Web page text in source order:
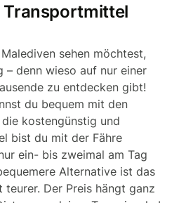
Transportmittel
sehen möchtest,
– denn wieso auf nur einer
zu entdecken gibt!
du bequem mit den
kostengünstig und
bist du mit der Fähre
ein- bis zweimal am Tag
Alternative ist das
Der Preis hängt ganz